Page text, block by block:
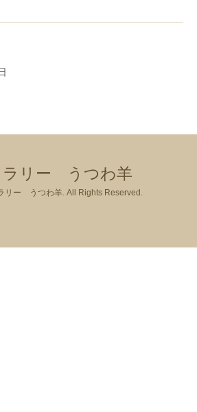
ラリー うつわ羊
リー うつわ羊. All Rights Reserved.